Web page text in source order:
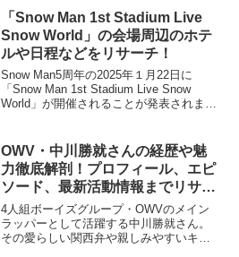
んの出身校や経歴、ダンススクールな
ど、詳しいプロフィールを...
「Snow Man 1st Stadium Live
Snow World」の会場周辺のホテ
ルや日程などをリサーチ！
Snow Man5周年の2025年１月22日に
「Snow Man 1st Stadium Live Snow
World」が開催されることが発表されまし
ケット情報につい...
OWV・中川勝就さんの経歴や魅
力徹底解剖！プロフィール、エピ
ソード、最新活動情報までリサー
チ！！
4人組ボーイズグループ・OWVのメイン
ラッパーとして活躍する中川勝就さん。
その愛らしい関西弁や親しみやすいキャ